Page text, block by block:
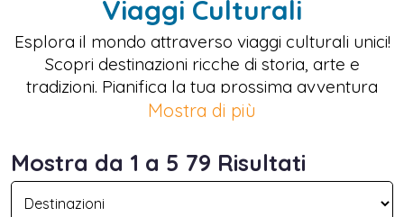
Viaggi Culturali
Esplora il mondo attraverso viaggi culturali unici!
Scopri destinazioni ricche di storia, arte e
tradizioni. Pianifica la tua prossima avventura
culturale oggi stesso.
Mostra di più
Mostra da 1 a 5 79 Risultati